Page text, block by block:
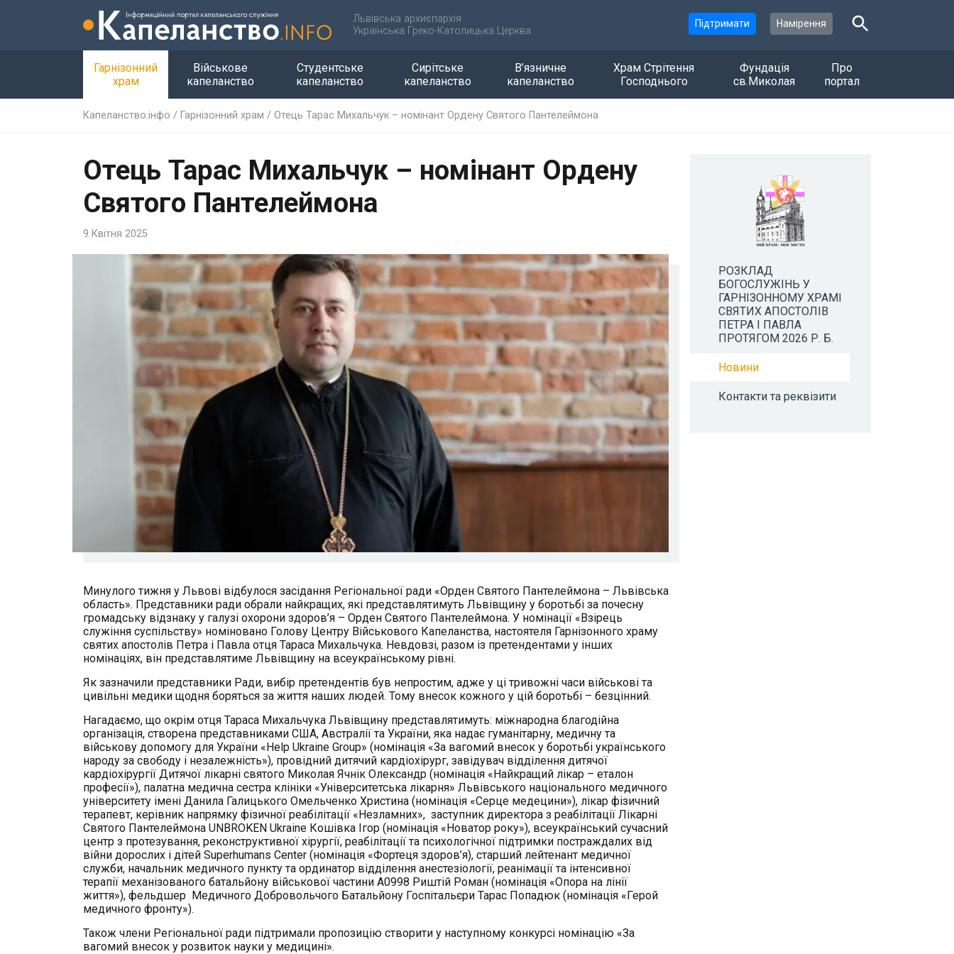
Львівська архиєпархія
Українська Греко-Католицька Церква
Підтримати Намірення
Гарнізонний
храм
Військове
капеланство
Студентське
капеланство
Сирітське
капеланство
В’язничне
капеланство
Храм Стрітення
Господнього
Фундація
св.Миколая
Про
портал
Капеланство.інфо / Гарнізонний храм / Отець Тарас Михальчук – номінант Ордену Святого Пантелеймона
Отець Тарас Михальчук – номінант Ордену
Святого Пантелеймона
9 Квітня 2025
Минулого тижня у Львові відбулося засідання Регіональної ради «Орден Святого Пантелеймона – Львівська
область». Представники ради обрали найкращих, які представлятимуть Львівщину у боротьбі за почесну
громадську відзнаку у галузі охорони здоров’я – Орден Святого Пантелеймона. У номінації «Взірець
служіння суспільству» номіновано Голову Центру Військового Капеланства, настоятеля Гарнізонного храму
святих апостолів Петра і Павла отця Тараса Михальчука. Невдовзі, разом із претендентами у інших
номінаціях, він представлятиме Львівщину на всеукраїнському рівні.
Як зазначили представники Ради, вибір претендентів був непростим, адже у ці тривожні часи військові та
цивільні медики щодня боряться за життя наших людей. Тому внесок кожного у цій боротьбі – безцінний.
Нагадаємо, що окрім отця Тараса Михальчука Львівщину представлятимуть: міжнародна благодійна
організація, створена представниками США, Австралії та України, яка надає гуманітарну, медичну та
військову допомогу для України «Help Ukraine Group» (номінація «За вагомий внесок у боротьбі українського
народу за свободу і незалежність»), провідний дитячий кардіохірург, завідувач відділення дитячої
кардіохірургії Дитячої лікарні святого Миколая Ячнік Олександр (номінація «Найкращий лікар – еталон
професії»), палатна медична сестра клініки «Університетська лікарня» Львівського національного медичного
університету імені Данила Галицького Омельченко Христина (номінація «Серце медецини»), лікар фізичний
терапевт, керівник напрямку фізичної реабілітації «Незламних», заступник директора з реабілітації Лікарні
Святого Пантелеймона UNBROKEN Ukraine Кошівка Ігор (номінація «Новатор року»), всеукраїнський сучасний
центр з протезування, реконструктивної хірургії, реабілітації та психологічної підтримки постраждалих від
війни дорослих і дітей Superhumans Center (номінація «Фортеця здоров’я), старший лейтенант медичної
служби, начальник медичного пункту та ординатор відділення анестезіології, реанімації та інтенсивної
терапії механізованого батальйону військової частини А0998 Риштій Роман (номінація «Опора на лінії
життя»), фельдшер Медичного Добровольчого Батальйону Госпітальєри Тарас Попадюк (номінація «Герой
медичного фронту»).
Також члени Регіональної ради підтримали пропозицію створити у наступному конкурсі номінацію «За
вагомий внесок у розвиток науки у медицині».
РОЗКЛАД
БОГОСЛУЖІНЬ У
ГАРНІЗОННОМУ ХРАМІ
СВЯТИХ АПОСТОЛІВ
ПЕТРА І ПАВЛА
ПРОТЯГОМ 2026 Р. Б.
Новини
Контакти та реквізити